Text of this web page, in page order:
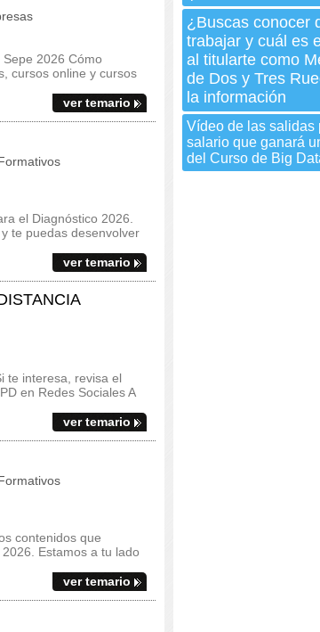
2026 Cómo
cursos online y cursos
ver temario
el Diagnóstico 2026.
te puedas desenvolver
ver temario
te interesa, revisa el
en Redes Sociales A
ver temario
contenidos que
Estamos a tu lado
ver temario
¿Buscas conocer
trabajar y cuál es
al titularte como
de Dos y Tres
la información
Vídeo de las salidas
salario que ganará
del Curso de Big